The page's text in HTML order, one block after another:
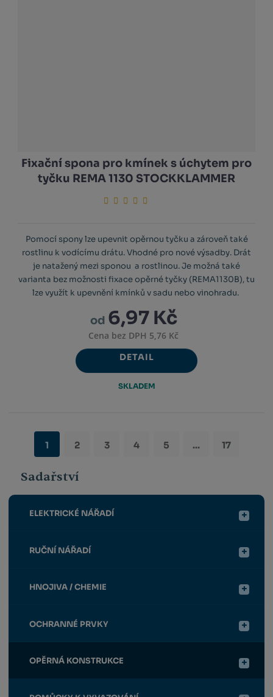
Fixační spona pro kmínek s úchytem pro
tyčku REMA 1130 STOCKKLAMMER
Pomocí spony lze upevnit opěrnou tyčku a zároveň také
rostlinu k vodícímu drátu. Vhodné pro nové výsadby. Drát
je natažený mezi sponou a rostlinou. Je možná také
varianta bez možnosti fixace opěrné tyčky (REMA1130B), tu
lze využít k upevnění kmínků v sadu nebo vinohradu.
od 6,97 Kč
Cena bez DPH 5,76 Kč
DETAIL
SKLADEM
1 2 3 4 5 ... 17
Sadařství
ELEKTRICKÉ NÁŘADÍ
RUČNÍ NÁŘADÍ
HNOJIVA / CHEMIE
OCHRANNÉ PRVKY
OPĚRNÁ KONSTRUKCE